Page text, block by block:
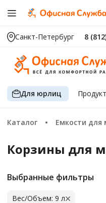
Санкт-Петербург 8
Для юрлиц
Каталог Емкости для
Корзины для
Выбранные фильтры
Вес/Объем: 9 л